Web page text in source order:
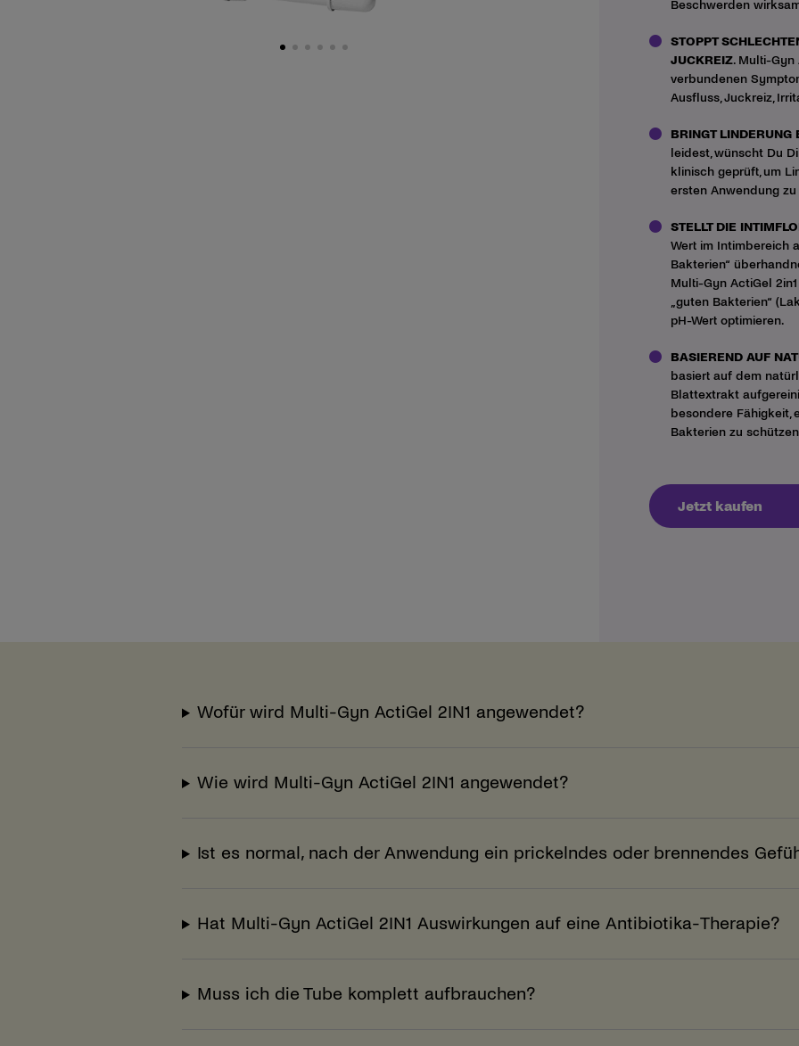
Beschwerden
STOPPT
JUCKREIZ. Multi-
verbundenen
Ausfluss, Juckreiz,
BRINGT LINDERUNG
leidest, wünscht Du
klinisch geprüft, um
ersten Anwendung
STELLT DIE
Wert im Intimbereich
Bakterien“
Multi-Gyn ActiGel
„guten Bakterien“
pH-Wert optimieren.
BASIEREND AUF
basiert auf dem
Blattextrakt
besondere Fähigkeit,
Bakterien zu
Jetzt kaufen
Wofür wird Multi-Gyn ActiGel 2IN1 angewendet?
Wie wird Multi-Gyn ActiGel 2IN1 angewendet?
Ist es normal, nach der Anwendung ein prickelndes oder brennendes
Hat Multi-Gyn ActiGel 2IN1 Auswirkungen auf eine Antibiotika-Therapie?
Muss ich die Tube komplett aufbrauchen?